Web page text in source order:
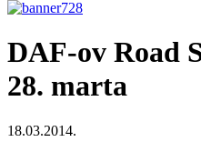
DAF-ov Road
28. marta
18.03.2014.